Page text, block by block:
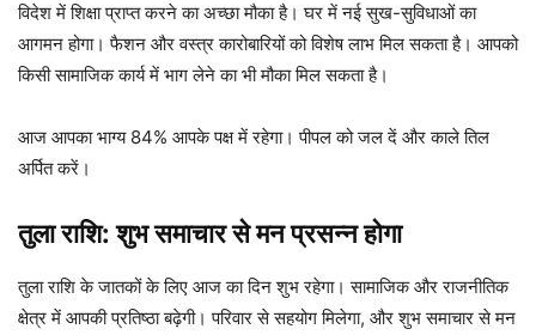
विदेश में शिक्षा प्राप्त करने का अच्छा मौका है। घर में नई सुख-सुविधाओं का
आगमन होगा। फैशन और वस्त्र कारोबारियों को विशेष लाभ मिल सकता है। आपको
किसी सामाजिक कार्य में भाग लेने का भी मौका मिल सकता है।
आज आपका भाग्य 84% आपके पक्ष में रहेगा। पीपल को जल दें और काले तिल
अर्पित करें।
तुला राशि: शुभ समाचार से मन प्रसन्न होगा
तुला राशि के जातकों के लिए आज का दिन शुभ रहेगा। सामाजिक और राजनीतिक
क्षेत्र में आपकी प्रतिष्ठा बढ़ेगी। परिवार से सहयोग मिलेगा, और शुभ समाचार से मन